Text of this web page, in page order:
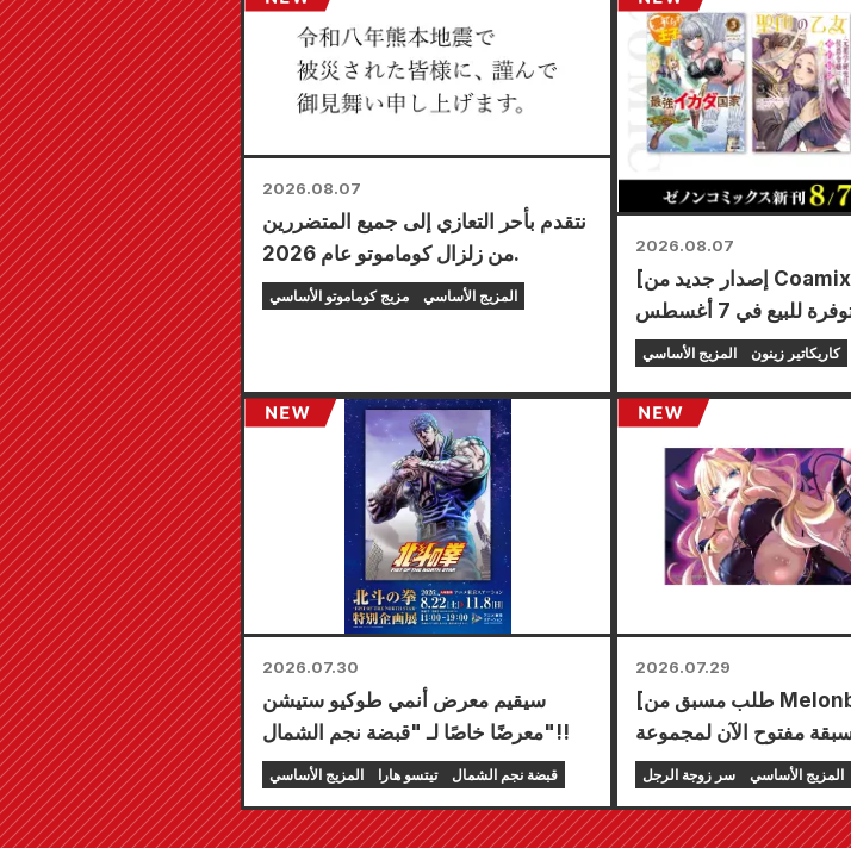
2026.08.07
نتقدم بأحر التعازي إلى جميع المتضررين
من زلزال كوماموتو عام 2026.
مزيج كوماموتو الأساسي المزيج الأساسي
2026.08.07
[إصدار جديد من Coamix] قصص زينون
المصورة متوفرة للبيع في 7 أغسطس
(الجمعة)!
المزيج الأساسي كاريكاتير زينون
2026.07.30
سيقيم معرض أنمي طوكيو ستيشن
معرضًا خاصًا لـ "قبضة نجم الشمال"!!
المزيج الأساسي تيتسو هارا قبضة نجم الشمال
2026.07.29
[طلب مسبق من Melonbooks] باب
مفتوح الآن لمجموعة
التي تتضمن سجادة
بريشة الفنان كودو! من
سر زوجة الرجل المزيج الأساسي